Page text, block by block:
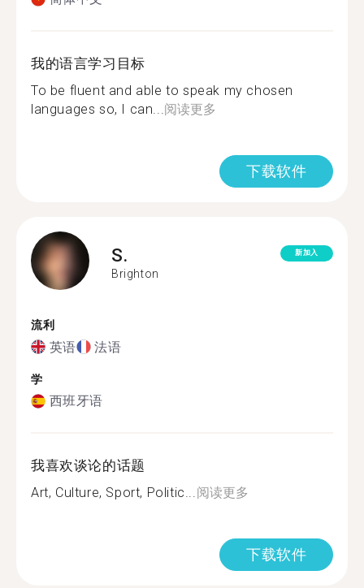
我的语言学习目标
To be fluent and able to speak my chosen
languages so, I can...阅读更多
下载软件
S.
Brighton
新加入
流利
英语 法语
学
西班牙语
我喜欢谈论的话题
Art, Culture, Sport, Politic...阅读更多
下载软件